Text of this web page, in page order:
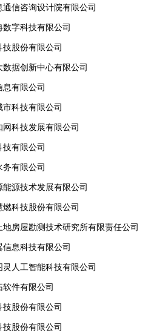
信咨询设计院有限公司
字科技有限公司
股份有限公司
据创新中心有限公司
有限公司
科技有限公司
科技发展有限公司
有限公司
有限公司
源技术发展有限公司
科技股份有限公司
房屋勘测技术研究所有限责任公司
息科技有限公司
人工智能科技有限公司
件有限公司
股份有限公司
股份有限公司